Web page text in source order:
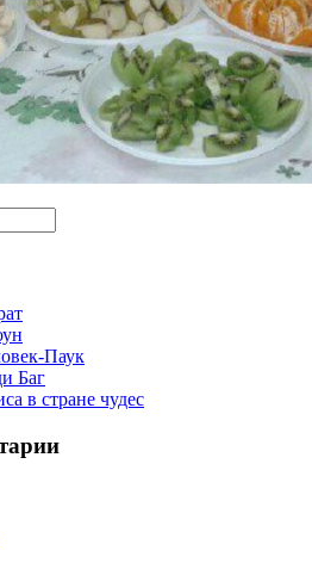
Паук
Баг
в стране чудес